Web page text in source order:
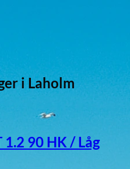
i Laholm
1.2 90 HK / Låg